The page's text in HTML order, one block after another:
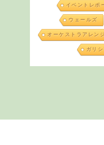
イベントレポ
ウェールズ
オーケストラアレン
ガリシ